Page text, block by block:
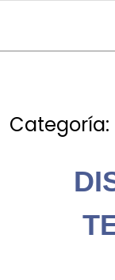
Categoría: